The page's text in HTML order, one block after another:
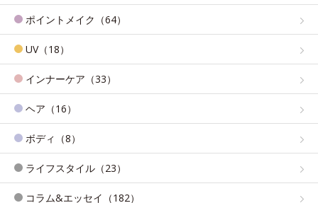
ポイントメイク（64）
UV（18）
インナーケア（33）
ヘア（16）
ボディ（8）
ライフスタイル（23）
コラム&エッセイ（182）